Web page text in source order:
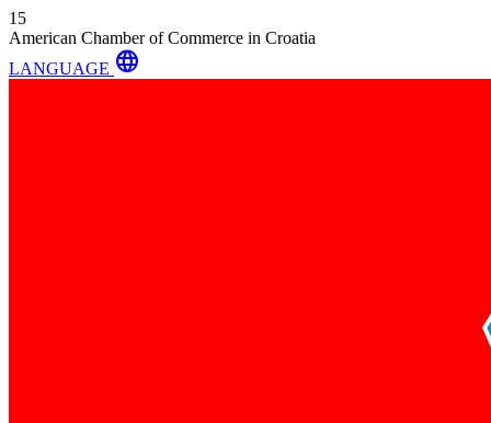
15
American Chamber of Commerce in Croatia
LANGUAGE language